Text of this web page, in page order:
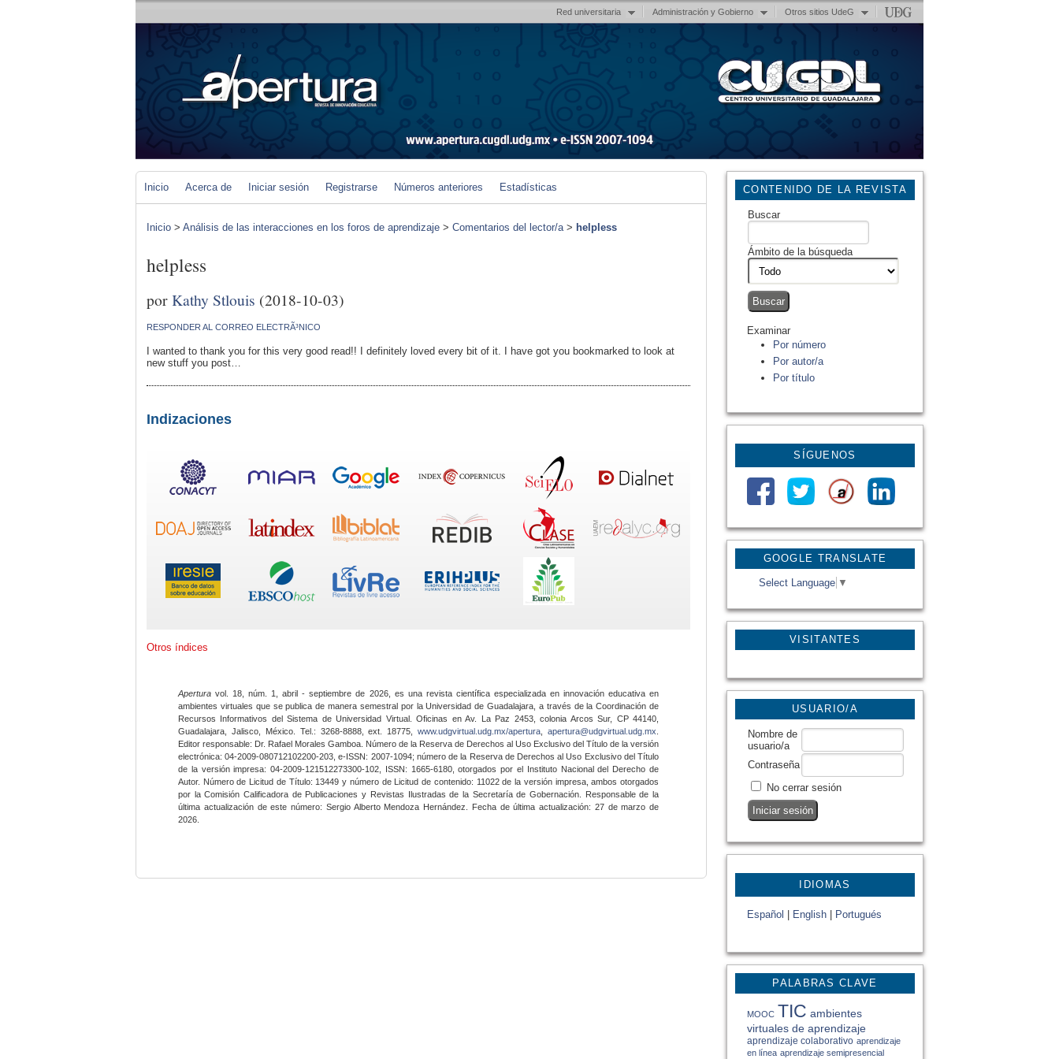
Red universitaria Administración y Gobierno Otros sitios UdeG
GOOGLE TRANSLATE
Select Language ▼
VISITANTES
CONTENIDO DE LA REVISTA
Buscar
Ámbito de la búsqueda
Examinar
Por número
Por autor/a
Por título
SÍGUENOS
USUARIO/A
Nombre de
usuario/a
Contraseña
No cerrar sesión
IDIOMAS
Español English Portugués
PALABRAS CLAVE
MOOC TIC ambientes
virtuales de aprendizaje
aprendizaje colaborativo aprendizaje
en línea aprendizaje semipresencial
Inicio Acerca de Iniciar sesión Registrarse Números anteriores Estadísticas
Inicio > Análisis de las interacciones en los foros de aprendizaje > Comentarios del lector/a> helpless
helpless
porKathy Stlouis (2018-10-03)
RESPONDER AL CORREO ELECTRÃ³NICO
I wanted to thank you for this very good read!! I definitely loved every bit of it. I have got you bookmarked to look at
new stuff you post…
Indizaciones
Otros índices
Apertura vol. 18, núm. 1, abril - septiembre de 2026, es una revista científica especializada en innovación educativa en
ambientes virtuales que se publica de manera semestral por la Universidad de Guadalajara, a través de la Coordinación de
Recursos Informativos del Sistema de Universidad Virtual. Oficinas en Av. La Paz 2453, colonia Arcos Sur, CP 44140,
Guadalajara, Jalisco, México. Tel.: 3268-8888, ext. 18775,www.udgvirtual.udg.mx/apertura apertura@udgvirtual.udg.mx
Editor responsable: Dr. Rafael Morales Gamboa. Número de la Reserva de Derechos al Uso Exclusivo del Título de la versión
electrónica: 04-2009-080712102200-203, e-ISSN: 2007-1094; número de la Reserva de Derechos al Uso Exclusivo del Título
de la versión impresa: 04-2009-121512273300-102, ISSN: 1665-6180, otorgados por el Instituto Nacional del Derecho de
Autor. Número de Licitud de Título: 13449 y número de Licitud de contenido: 11022 de la versión impresa, ambos otorgados
por la Comisión Calificadora de Publicaciones y Revistas Ilustradas de la Secretaría de Gobernación. Responsable de la
última actualización de este número: Sergio Alberto Mendoza Hernández. Fecha de última actualización: 27 de marzo de
2026.